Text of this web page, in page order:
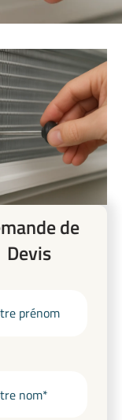
de
Devis